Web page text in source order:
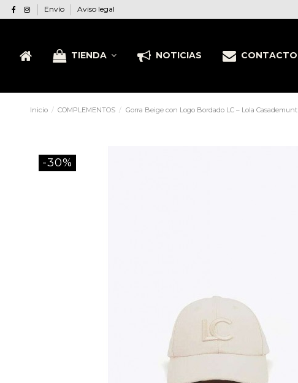
Envío Aviso legal
TIENDA NOTICIAS
CONTACTO
Inicio COMPLEMENTOS Gorra Beige con Logo Bordado LC – Lola Casademunt
-30%